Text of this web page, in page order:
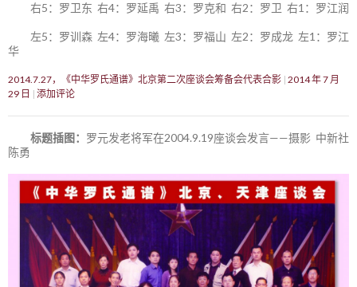
右5：罗卫东 右4：罗延禹 右3：罗克和 右2：罗卫 右1：罗江润
左5：罗训森 左4：罗海曦 左3：罗福山 左2：罗成龙 左1：罗江
华
2014.7.27，《中华罗氏通谱》北京第二次座谈会筹备会代表合影 2014 年 7 月
29 日
添加评论
标题插图： 罗元发老将军在2004.9.19座谈会发言——摄影 中新社
陈勇